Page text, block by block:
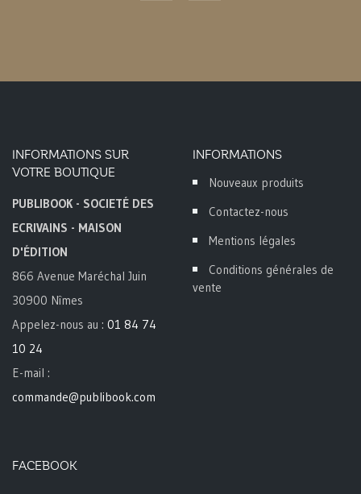
INFORMATIONS SUR
VOTRE BOUTIQUE
PUBLIBOOK - SOCIETÉ DES
ECRIVAINS - MAISON
D'ÉDITION
866 Avenue Maréchal Juin
30900 Nîmes
Appelez-nous au : 01 84 74
10 24
E-mail :
commande@publibook.com
INFORMATIONS
Nouveaux produits
Contactez-nous
Mentions légales
Conditions générales de
vente
FACEBOOK